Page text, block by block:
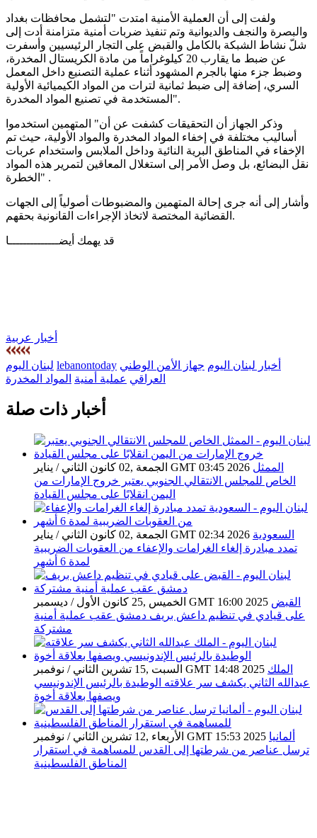
ولفت إلى أن العملية الأمنية امتدت "لتشمل محافظات بغداد
والبصرة والنجف والديوانية وتم تنفيذ ضربات أمنية متزامنة أدت إلى
شلّ نشاط الشبكة بالكامل والقبض على التجار الرئيسيين وأسفرت
عن ضبط ما يقارب 20 كيلوغراماً من مادة الكريستال المخدرة،
وضبط جزء منها بالجرم المشهود أثناء عملية التصنيع داخل المعمل
السري، إضافة إلى ضبط ثمانية لترات من المواد الكيميائية الأولية
المستخدمة في تصنيع المواد المخدرة".
وذكر الجهاز أن التحقيقات كشفت عن أن" المتهمين استخدموا
أساليب مختلفة في إخفاء المواد المخدرة والمواد الأولية، حيث تم
الإخفاء في المناطق البرية النائية وداخل الملابس واستخدام عربات
نقل البضائع، بل وصل الأمر إلى استغلال المعاقين لتمرير هذه المواد
الخطرة" .
وأشار إلى أنه جرى إحالة المتهمين والمضبوطات أصولياً إلى الجهات
القضائية المختصة لاتخاذ الإجراءات القانونية بحقهم.
قد يهمك أيضــــــــــــــا
أخبار عربية
لبنان اليوم lebanontoday أخبار لبنان اليوم جهاز الأمن الوطني
العراقي عملية أمنية المواد المخدرة
أخبار ذات صلة
الجمعة ,02 كانون الثاني / يناير GMT 03:45 2026 الممثل
الخاص للمجلس الانتقالي الجنوبي يعتبر خروج الإمارات من
اليمن انقلابًا على مجلس القيادة
الجمعة ,02 كانون الثاني / يناير GMT 02:34 2026 السعودية
تمدد مبادرة إلغاء الغرامات والإعفاء من العقوبات الضريبية
لمدة 6 أشهر
الخميس ,25 كانون الأول / ديسمبر GMT 16:00 2025 القبض
على قيادي في تنظيم داعش بريف دمشق عقب عملية أمنية
مشتركة
السبت ,15 تشرين الثاني / نوفمبر GMT 14:48 2025 الملك
عبدالله الثاني يكشف سر علاقته الوطيدة بالرئيس الإندونيسي
ويصفها بعلاقة أخوة
الأربعاء ,12 تشرين الثاني / نوفمبر GMT 15:53 2025 ألمانيا
ترسل عناصر من شرطتها إلى القدس للمساهمة في استقرار
المناطق الفلسطينية